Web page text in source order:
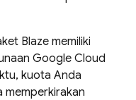
Blaze memiliki
Google Cloud
kuota Anda
memperkirakan